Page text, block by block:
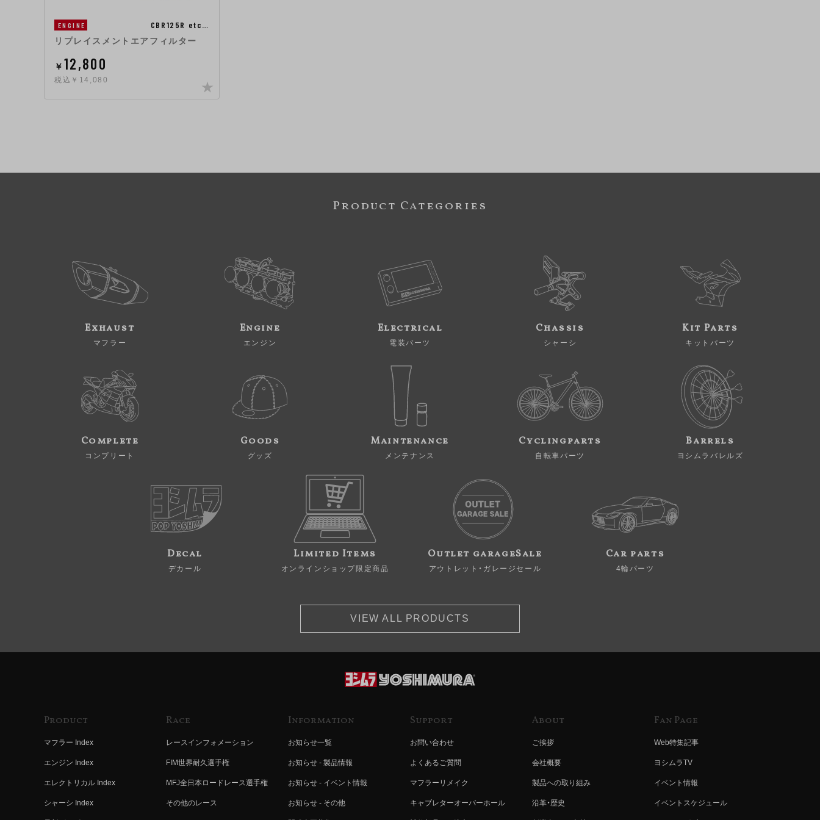
ENGINE CBR125R etc…
リプレイスメントエアフィルター
￥ 12,800
税込￥14,080
Product Categories
Exhaust
マフラー
Engine
エンジン
Electrical
電装パーツ
Chassis
シャーシ
Kit Parts
キットパーツ
Complete
コンプリート
Goods
グッズ
Maintenance
メンテナンス
Cyclingparts
自転車パーツ
Barrels
ヨシムラバレルズ
Decal
デカール
Limited Items
オンラインショップ限定商品
Outlet garageSale
アウトレット・ガレージセール
Car parts
4輪パーツ
VIEW ALL PRODUCTS
Product
マフラー Index
エンジン Index
エレクトリカル Index
シャーシ Index
Race
レースインフォメーション
FIM世界耐久選手権
MFJ全日本ロードレース選手権
その他のレース
Information
お知らせ一覧
お知らせ - 製品情報
お知らせ - イベント情報
お知らせ - その他
Support
お問い合わせ
よくあるご質問
マフラーリメイク
キャブレターオーバーホール
About
ご挨拶
会社概要
製品への取り組み
沿革・歴史
Fan Page
Web特集記事
ヨシムラTV
イベント情報
イベントスケジュール